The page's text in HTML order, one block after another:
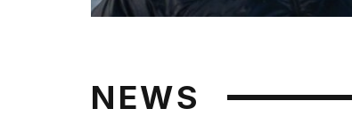
NEWS